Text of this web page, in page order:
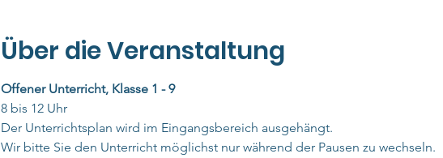
Über die Veranstaltung
Offener Unterricht, Klasse 1 - 9
8 bis 12 Uhr
Der Unterrichtsplan wird im Eingangsbereich ausgehängt.
Wir bitte Sie den Unterricht möglichst nur während der Pausen zu wechseln.